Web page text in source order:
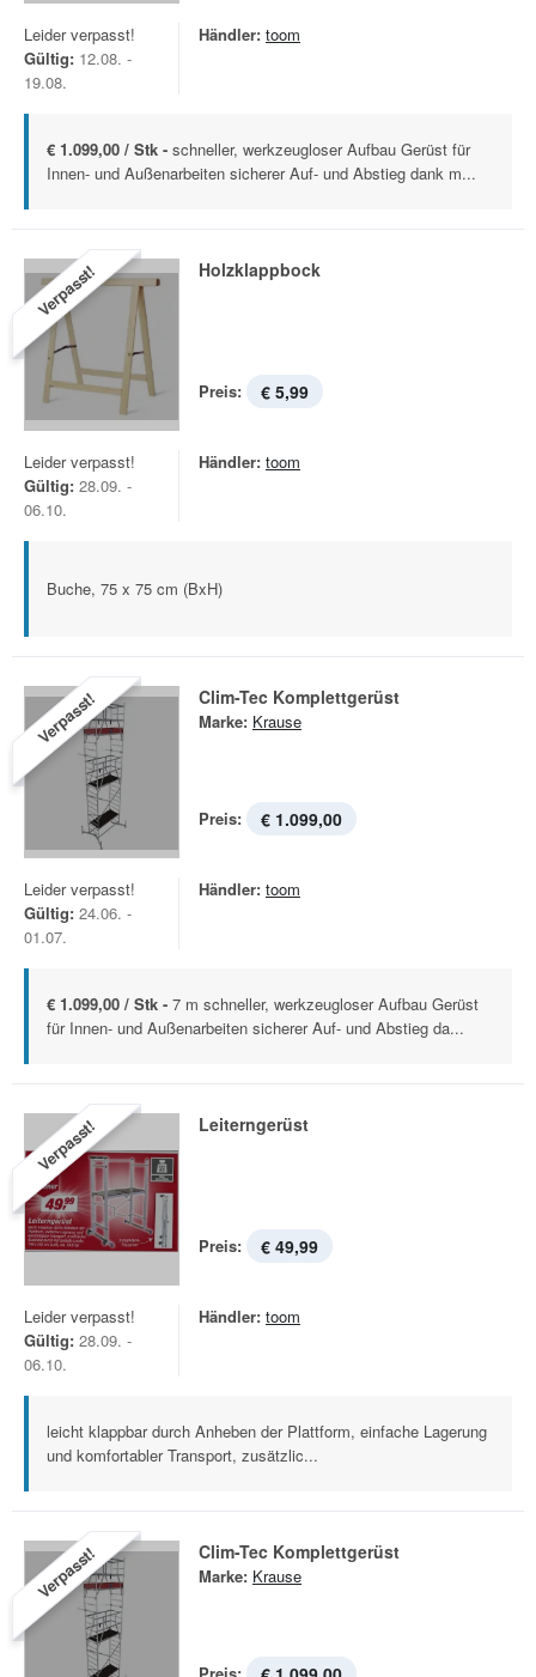
Leider verpasst!
Gültig: 12.08. -
19.08.
Händler: toom
€ 1.099,00 / Stk - schneller, werkzeugloser Aufbau Gerüst für
Innen- und Außenarbeiten sicherer Auf- und Abstieg dank m...
Verpasst! Holzklappbock
Preis: € 5,99
Leider verpasst!
Gültig: 28.09. -
06.10.
Händler: toom
Buche, 75 x 75 cm (BxH)
Verpasst! Clim-Tec Komplettgerüst
Marke: Krause
Preis: € 1.099,00
Leider verpasst!
Gültig: 24.06. -
01.07.
Händler: toom
€ 1.099,00 / Stk - 7 m schneller, werkzeugloser Aufbau Gerüst
für Innen- und Außenarbeiten sicherer Auf- und Abstieg da...
Verpasst! Leiterngerüst
Preis: € 49,99
Leider verpasst!
Gültig: 28.09. -
06.10.
Händler: toom
leicht klappbar durch Anheben der Plattform, einfache Lagerung
und komfortabler Transport, zusätzlic...
Verpasst! Clim-Tec Komplettgerüst
Marke: Krause